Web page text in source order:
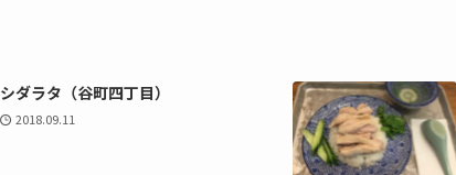
シダラタ（谷町四丁目）
2018.09.11